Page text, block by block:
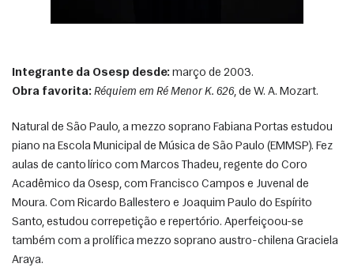
Integrante da Osesp desde: março de 2003.
Obra favorita: Réquiem em Ré Menor K. 626, de W. A. Mozart.
Natural de São Paulo, a mezzo soprano Fabiana Portas estudou
piano na Escola Municipal de Música de São Paulo (EMMSP). Fez
aulas de canto lírico com Marcos Thadeu, regente do Coro
Acadêmico da Osesp, com Francisco Campos e Juvenal de
Moura. Com Ricardo Ballestero e Joaquim Paulo do Espírito
Santo, estudou correpetição e repertório. Aperfeiçoou-se
também com a prolífica mezzo soprano austro-chilena Graciela
Araya.